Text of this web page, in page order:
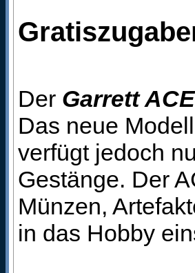
Der Garrett
Das neue
verfügt jedoch
Gestänge. Der
Münzen,
in das Hobby